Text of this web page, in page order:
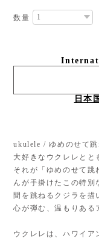
数量
日本
ukulele / ゆめのせて跳
大好きなウクレレとと
それが「ゆめのせて跳
んが手掛けたこの特別
間を跳ねるクジラを描
心が弾む、温もりある
ウクレレは、ハワイア